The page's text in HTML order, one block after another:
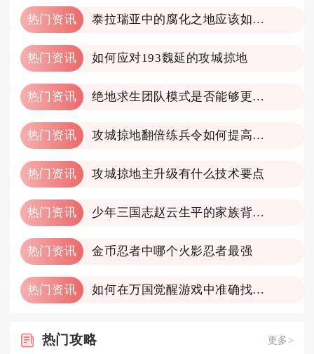
热门资讯 泰拉瑞亚中的腐化之地应该如何开采
热门资讯 如何应对193魏延的攻城掠地
热门资讯 绝地求生团队模式是否能够更改地图
热门资讯 攻城掠地翻倍练兵令如何提高战斗力
热门资讯 攻城掠地主升级有什么技术要点
热门资讯 少年三国志赵云生平的家族背景如何
热门资讯 金币忍者中哪个火影忍者最强
热门资讯 如何在万国觉醒游戏中准确找到宝藏的位置
热门攻略 更多>